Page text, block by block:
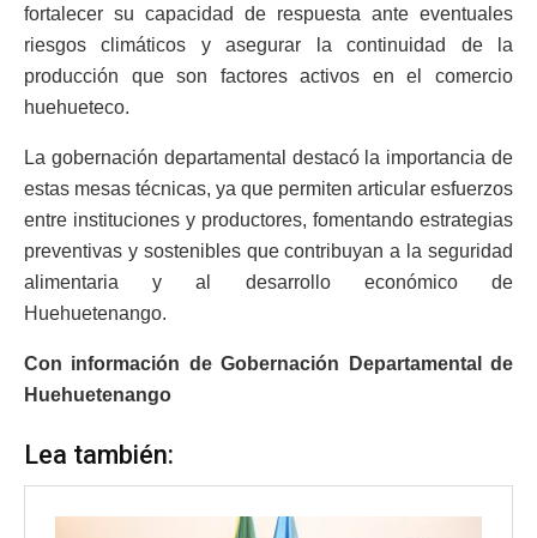
fortalecer su capacidad de respuesta ante eventuales
riesgos climáticos y asegurar la continuidad de la
producción que son factores activos en el comercio
huehueteco.
La gobernación departamental destacó la importancia de
estas mesas técnicas, ya que permiten articular esfuerzos
entre instituciones y productores, fomentando estrategias
preventivas y sostenibles que contribuyan a la seguridad
alimentaria y al desarrollo económico de
Huehuetenango.
Con información de Gobernación Departamental de
Huehuetenango
Lea también: